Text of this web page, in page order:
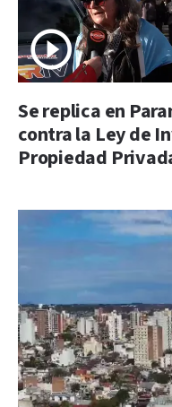
Se replica en
contra la Ley de
Propiedad